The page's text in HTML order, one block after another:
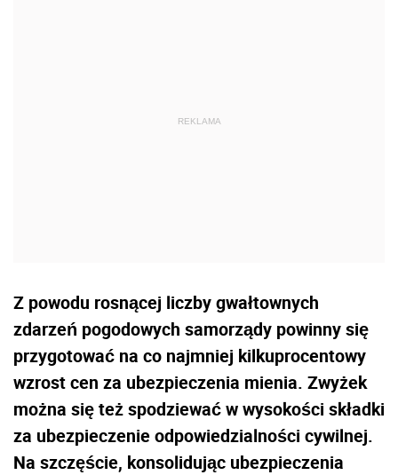
Z powodu rosnącej liczby gwałtownych
zdarzeń pogodowych samorządy powinny się
przygotować na co najmniej kilkuprocentowy
wzrost cen za ubezpieczenia mienia. Zwyżek
można się też spodziewać w wysokości składki
za ubezpieczenie odpowiedzialności cywilnej.
Na szczęście, konsolidując ubezpieczenia